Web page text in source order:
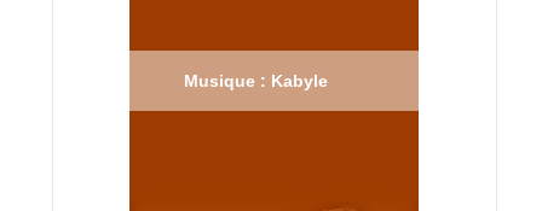
Musique : Kabyle